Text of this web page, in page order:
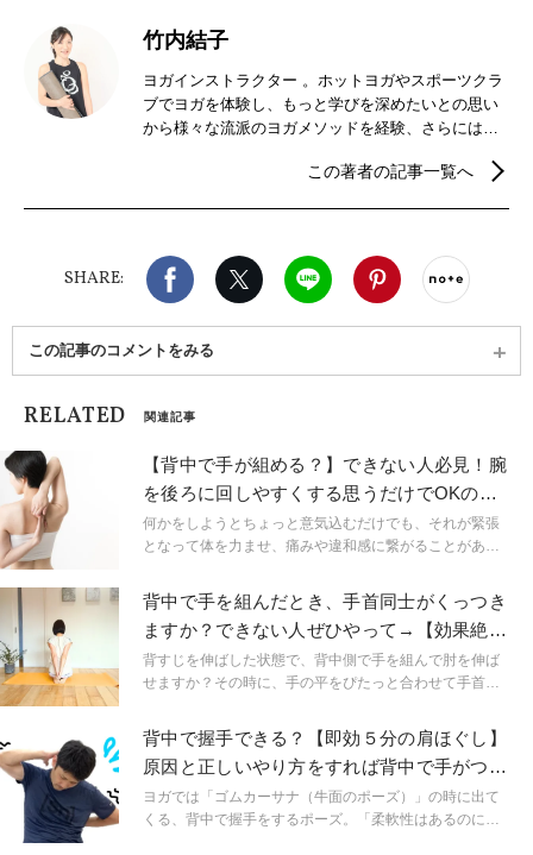
竹内結子
ヨガインストラクター 。ホットヨガやスポーツクラ
ブでヨガを体験し、もっと学びを深めたいとの思い
から様々な流派のヨガメソッドを経験、さらには指
中で中医学と出会い、中医学関連の資格も取得。見
中医養生ヨガ®初級中級、中医学女性の体とマタニ
ティ、四季養生ヨガ、JOPHEE中医学骨盤モジュー
この著者の記事一覧へ
SHARE:
Facebook X（旧twitter）
LINE Pinterest
この記事のコメントをみる
RELATED 関連記事
【背中で手が組める？】できない人必見！腕
を後ろに回しやすくする思うだけでOKのお
手軽イメージ術
何かをしようとちょっと意気込むだけでも、それが緊張
となって体を力ませ、痛みや違和感に繋がることがあり
緊張が動作にどのような影響を与えるのかを探究してい
るアレクサンダーテクニークの実践者が、体にまつわる
「負」とその根底にある思い込みについて、解剖学的な
視点を交えて考察し、思考から動作を変える方法を提案
します。38回目のテーマは「背中で手が組めない」で
背中で手を組んだとき、手首同士がくっつき
ますか？できない人ぜひやって→【効果絶
大】猫背解消ワーク
背すじを伸ばした状態で、背中側で手を組んで肘を伸ば
せますか？その時に、手の平をぴたっと合わせて手首ま
にくいのではないでしょうか。
背中で握手できる？【即効５分の肩ほぐし】
原因と正しいやり方をすれば背中で手がつな
げるようになる！
ヨガでは「ゴムカーサナ（牛面のポーズ）」の時に出て
くる、背中で握手をするポーズ。「柔軟性はあるのに背